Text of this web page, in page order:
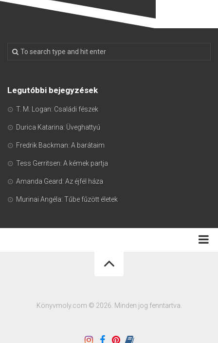
Legutóbbi bejegyzések
T. M. Logan: Családi fészek
Durica Katarina: Üveghattyú
Fredrik Backman: A barátaim
Tess Gerritsen: A kémek partja
Amanda Geard: Az éjfél háza
Murinai Angéla: Tűbe fűzött életek
Könyvmoly.com © 2026. Minden jog fenntartva.